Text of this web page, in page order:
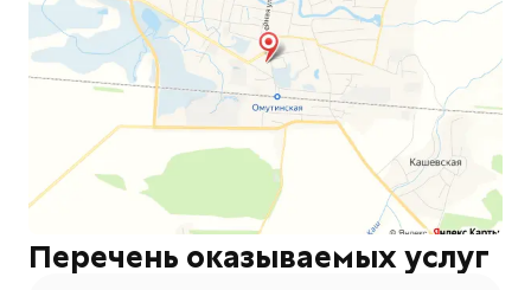
Перечень оказываемых услуг